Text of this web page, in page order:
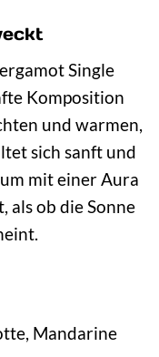
Single
Komposition
und warmen,
sich sanft und
mit einer Aura
als ob die Sonne
Mandarine